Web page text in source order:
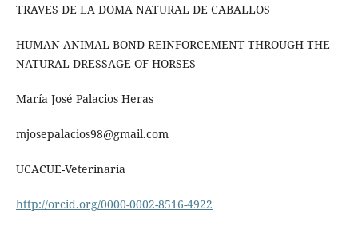
TRAVES DE LA DOMA NATURAL DE CABALLOS
HUMAN-ANIMAL BOND REINFORCEMENT THROUGH THE
NATURAL DRESSAGE OF HORSES
María José Palacios Heras
mjosepalacios98@gmail.com
UCACUE-Veterinaria
http://orcid.org/0000-0002-8516-4922